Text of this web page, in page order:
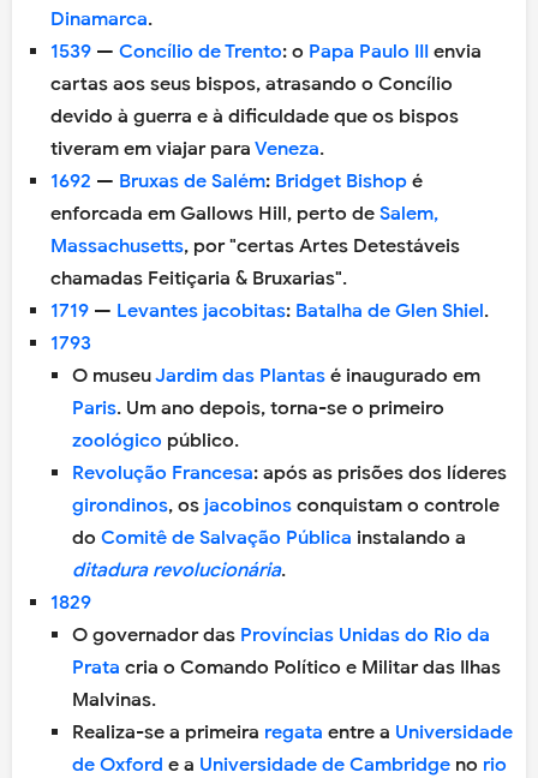
Dinamarca.
1539 — Concílio de Trento: o Papa Paulo III envia
cartas aos seus bispos, atrasando o Concílio
devido à guerra e à dificuldade que os bispos
tiveram em viajar para Veneza.
1692 — Bruxas de Salém: Bridget Bishop é
enforcada em Gallows Hill, perto de Salem,
Massachusetts, por "certas Artes Detestáveis
chamadas Feitiçaria & Bruxarias".
1719 — Levantes jacobitas: Batalha de Glen Shiel.
1793
O museuJardim das Plantas é inaugurado em
Paris. Um ano depois, torna-se o primeiro
zoológico público.
Revolução Francesa: após as prisões dos líderes
girondinos, os jacobinos conquistam o controle
doComitê de Salvação Pública instalando a
ditadura revolucionária.
1829
O governador das Províncias Unidas do Rio da
Prata cria o Comando Político e Militar das Ilhas
Malvinas.
Realiza-se a primeira regata entre a Universidade
de Oxford e a Universidade de Cambridge no rio